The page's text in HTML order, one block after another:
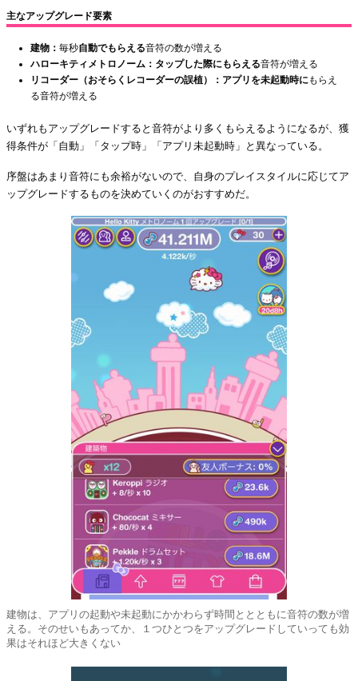
主なアップグレード要素
建物： 毎秒自動でもらえる音符の数が増える
ハローキティメトロノーム：タップした際にもらえる音符が増える
リコーダー（おそらくレコーダーの誤植）：アプリを未起動時に もらえ
る音符が増える
いずれもアップグレードすると音符がより多くもらえるようになるが、獲
得条件が「自動」「タップ時」「アプリ未起動時」と異なっている。
序盤はあまり音符にも余裕がないので、自身のプレイスタイルに応じてア
ップグレードするものを決めていくのがおすすめだ。
建物は、アプリの起動や未起動にかかわらず時間ととともに音符の数が増
える。そのせいもあってか、１つひとつをアップグレードしていっても効
果はそれほど大きくない